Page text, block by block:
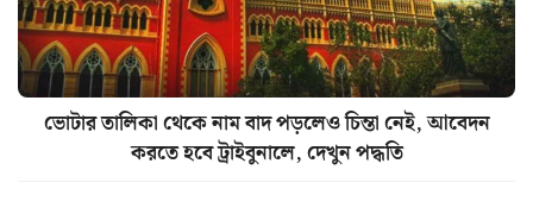
ভোটার তালিকা থেকে নাম বাদ পড়লেও চিন্তা নেই, আবেদন
করতে হবে ট্রাইবুনালে, দেখুন পদ্ধতি